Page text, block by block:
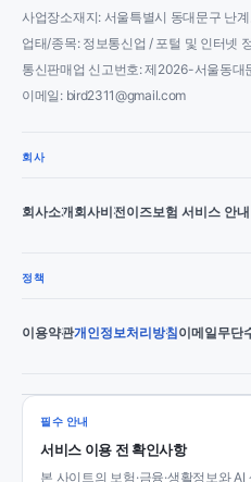
사업장소재지: 서울특별시 동대문구 난
업태/종목: 정보통신업 / 포털 및 인터넷
통신판매업 신고번호: 제2026-서울동대
이메일: bird2311@gmail.com
회사
회사소개회사비전이즈보험 서비스 안내
정책
이용약관개인정보처리방침이메일무단
필수 안내
서비스 이용 전 확인사항
본 사이트의 보험·금융·생활정보와